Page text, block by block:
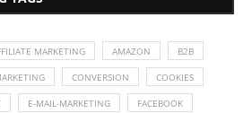
MARKETING AMAZON B2B
CONVERSION COOKIES
E-MAIL-MARKETING FACEBOOK